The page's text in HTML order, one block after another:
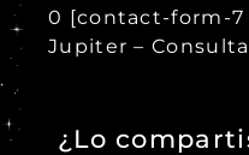
0 [contact-form-7
Jupiter –
¿Lo